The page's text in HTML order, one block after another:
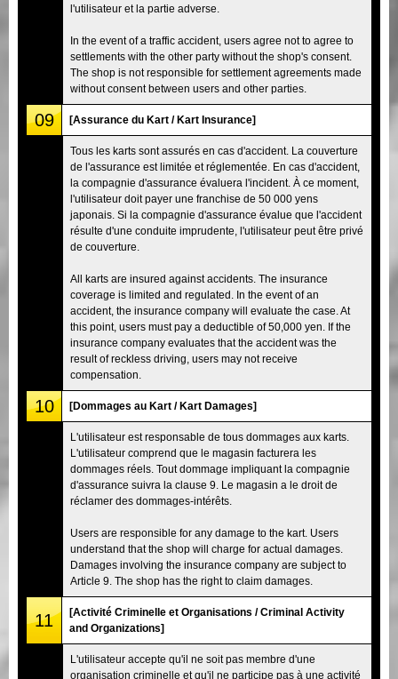
l'utilisateur et la partie adverse.
In the event of a traffic accident, users agree not to agree to
settlements with the other party without the shop's consent.
The shop is not responsible for settlement agreements made
without consent between users and other parties.
09 [Assurance du Kart / Kart Insurance]
Tous les karts sont assurés en cas d'accident. La couverture
de l'assurance est limitée et réglementée. En cas d'accident,
la compagnie d'assurance évaluera l'incident. À ce moment,
l'utilisateur doit payer une franchise de 50 000 yens
japonais. Si la compagnie d'assurance évalue que l'accident
résulte d'une conduite imprudente, l'utilisateur peut être privé
de couverture.
All karts are insured against accidents. The insurance
coverage is limited and regulated. In the event of an
accident, the insurance company will evaluate the case. At
this point, users must pay a deductible of 50,000 yen. If the
insurance company evaluates that the accident was the
result of reckless driving, users may not receive
compensation.
10 [Dommages au Kart / Kart Damages]
L'utilisateur est responsable de tous dommages aux karts.
L'utilisateur comprend que le magasin facturera les
dommages réels. Tout dommage impliquant la compagnie
d'assurance suivra la clause 9. Le magasin a le droit de
réclamer des dommages-intérêts.
Users are responsible for any damage to the kart. Users
understand that the shop will charge for actual damages.
Damages involving the insurance company are subject to
Article 9. The shop has the right to claim damages.
11
[Activité Criminelle et Organisations / Criminal Activity
and Organizations]
L'utilisateur accepte qu'il ne soit pas membre d'une
organisation criminelle et qu'il ne participe pas à une activité